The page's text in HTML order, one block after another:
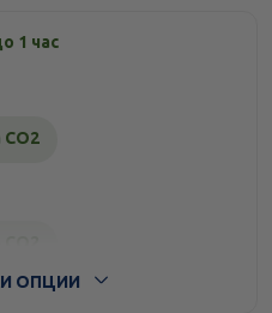
1 час
ОПЦИИ